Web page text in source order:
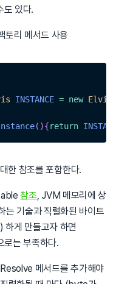
도 있다.
리 메서드 사용
INSTANCE = new Elvis
( ){return
한 참조를 포함한다.
참조, JVM 메모리에 상
는 기술과 직렬화된 바이트
하게 만들고자 하면
로는 부족하다.
메서드를 추가해야